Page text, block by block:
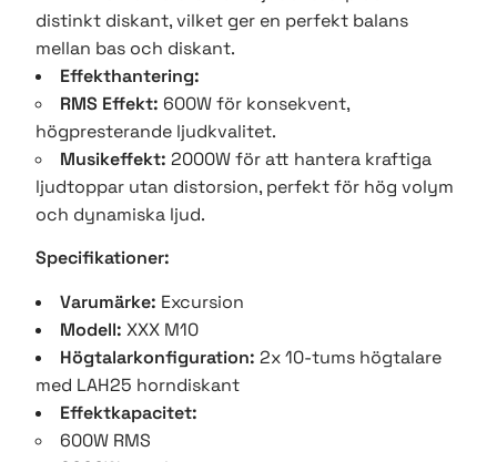
distinkt diskant, vilket ger en perfekt balans
mellan bas och diskant.
Effekthantering:
RMS Effekt: 600W för konsekvent,
högpresterande ljudkvalitet.
Musikeffekt: 2000W för att hantera kraftiga
ljudtoppar utan distorsion, perfekt för hög volym
och dynamiska ljud.
Specifikationer:
Varumärke: Excursion
Modell: XXX M10
Högtalarkonfiguration: 2x 10-tums högtalare
med LAH25 horndiskant
Effektkapacitet:
600W RMS